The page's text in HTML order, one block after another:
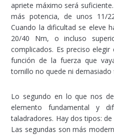
apriete máximo será
más potencia, de unos 11/
Cuando la dificultad se eleve
20/40 Nm, o incluso
complicados. Es preciso
función de la fuerza que
tornillo no quede ni
Lo segundo en lo que nos
elemento fundamental y
taladradores. Hay dos tipos:
Las segundas son más